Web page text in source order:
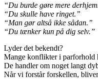
“Du burde gøre mere
“Du skulle have ringet.”
“Man gør altså ikke sådan.”
“Du tænker kun på dig selv.”
Lyder det bekendt?
Mange konflikter i parforhold
De handler om noget langt
Når vi forstår forskellen,